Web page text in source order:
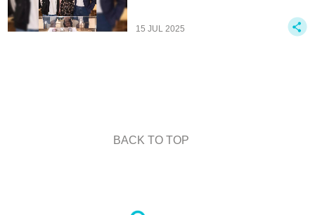
15 JUL 2025
BACK TO TOP